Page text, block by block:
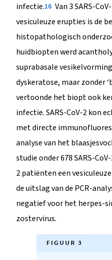
infectie.16 Van 3 SARS-
vesiculeuze erupties is de
histopathologisch
huidbiopten werd
suprabasale
dyskeratose, maar zonder
vertoonde het biopt ook
infectie. SARS-CoV-2 kon
met directe
analyse van het
studie onder 678 SARS-
2 patiënten een
de uitslag van de PCR-
negatief voor het herpes-
zostervirus.
FIGUUR 3